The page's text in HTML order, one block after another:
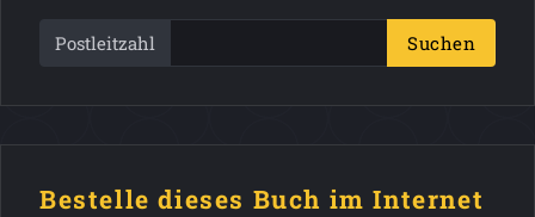
Postleitzahl Suchen
Bestelle dieses Buch im Internet